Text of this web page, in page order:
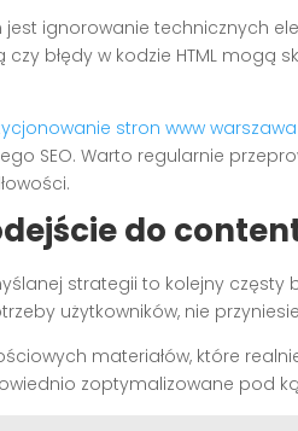
ignorowanie technicznych
błędy w kodzie HTML mogą
stron www warszawa
SEO. Warto regularnie
do
strategii to kolejny częsty
użytkowników, nie
materiałów, które
zoptymalizowane pod